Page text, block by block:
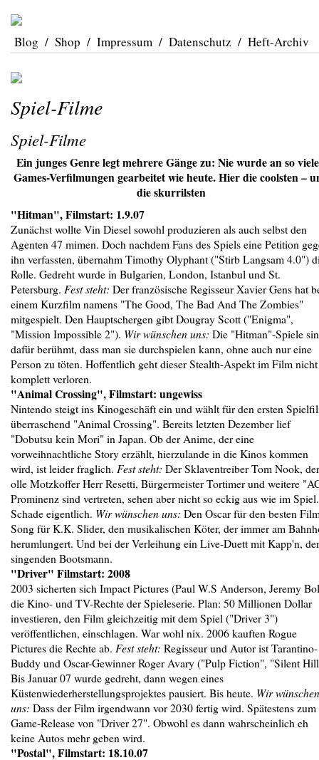
Blog / Shop / Impressum / Datenschutz / Heft-Archiv
Spiel-Filme
Spiel-Filme
Ein junges Genre legt mehrere Gänge zu: Nie wurde an so
Games-Verfilmungen gearbeitet wie heute. Hier die coolsten –
die skurrilsten
"Hitman", Filmstart: 1.9.07
Zunächst wollte Vin Diesel sowohl produzieren als auch selbst den
Agenten 47 mimen. Doch nachdem Fans des Spiels eine Petition
ihn verfassten, übernahm Timothy Olyphant ("Stirb Langsam 4.0")
Rolle. Gedreht wurde in Bulgarien, London, Istanbul und St.
Petersburg. Fest steht: Der französische Regisseur Xavier Gens hat
einem Kurzfilm namens "The Good, The Bad And The Zombies"
mitgespielt. Den Hauptschergen gibt Dougray Scott ("Enigma",
"Mission Impossible 2"). Wir wünschen uns: Die "Hitman"-Spiele
dafür berühmt, dass man sie durchspielen kann, ohne auch nur eine
Person zu töten. Hoffentlich geht dieser Stealth-Aspekt im Film nicht
komplett verloren.
"Animal Crossing", Filmstart: ungewiss
Nintendo steigt ins Kinogeschäft ein und wählt für den ersten
überraschend "Animal Crossing". Bereits letzten Dezember lief
"Dobutsu kein Mori" in Japan. Ob der Anime, der eine
vorweihnachtliche Story erzählt, hierzulande in die Kinos kommen
wird, ist leider fraglich. Fest steht: Der Sklaventreiber Tom Nook, der
olle Motzkoffer Herr Resetti, Bürgermeister Tortimer und weitere
Prominenz sind vertreten, sehen aber nicht so eckig aus wie im Spiel.
Schade eigentlich. Wir wünschen uns: Den Oscar für den besten
Song für K.K. Slider, den musikalischen Köter, der immer am
herumlungert. Und bei der Verleihung ein Live-Duett mit Kapp'n,
singenden Bootsmann.
"Driver" Filmstart: 2008
2003 sicherten sich Impact Pictures (Paul W.S Anderson, Jeremy
die Kino- und TV-Rechte der Spieleserie. Plan: 50 Millionen Dollar
investieren, den Film gleichzeitig mit dem Spiel ("Driver 3")
veröffentlichen, einschlagen. War wohl nix. 2006 kauften Rogue
Pictures die Rechte ab. Fest steht: Regisseur und Autor ist Tarantino-
Buddy und Oscar-Gewinner Roger Avary ("Pulp Fiction", "Silent
Bis Januar 07 wurde gedreht, dann wegen eines
Küstenwiederherstellungsprojektes pausiert. Bis heute. Wir wünschen
uns: Dass der Film irgendwann vor 2030 fertig wird. Spätestens zum
Game-Release von "Driver 27". Obwohl es dann wahrscheinlich eh
keine Autos mehr geben wird.
"Postal", Filmstart: 18.10.07